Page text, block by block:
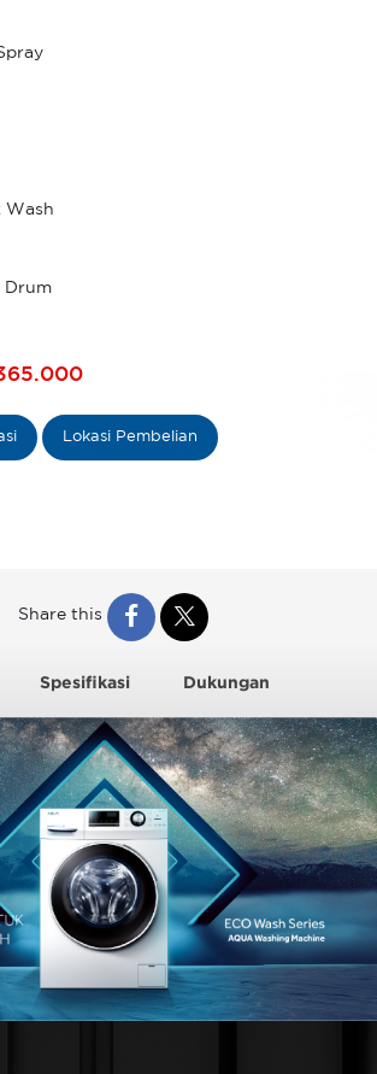
Wash
Drum
Lokasi Pembelian
Spesifikasi Dukungan
Share this